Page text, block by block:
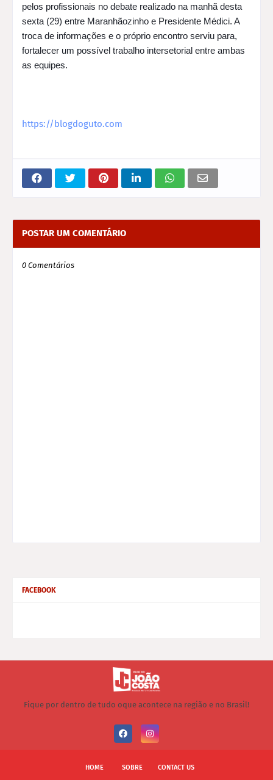
pelos profissionais no debate realizado na manhã desta
sexta (29) entre Maranhãozinho e Presidente Médici. A
troca de informações e o próprio encontro serviu para,
fortalecer um possível trabalho intersetorial entre ambas
as equipes.
https://blogdoguto.com
POSTAR UM COMENTÁRIO
0 Comentários
FACEBOOK
Fique por dentro de tudo oque acontece na região e no Brasil!
HOME SOBRE CONTACT US